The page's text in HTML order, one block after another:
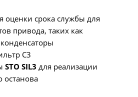
оценки срока службы для
привода, таких как
С3
STO SIL3 для реализации
останова